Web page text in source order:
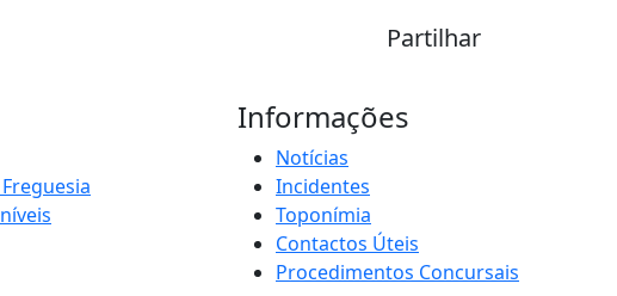
Partilhar
Informações
Notícias
Incidentes
Toponímia
Contactos Úteis
Procedimentos Concursais